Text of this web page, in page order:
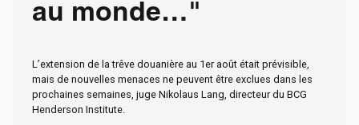
au monde…"
L’extension de la trêve douanière au 1er août était prévisible,
mais de nouvelles menaces ne peuvent être exclues dans les
prochaines semaines, juge Nikolaus Lang, directeur du BCG
Henderson Institute.